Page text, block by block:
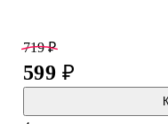
детьми.
719 ₽
599 ₽